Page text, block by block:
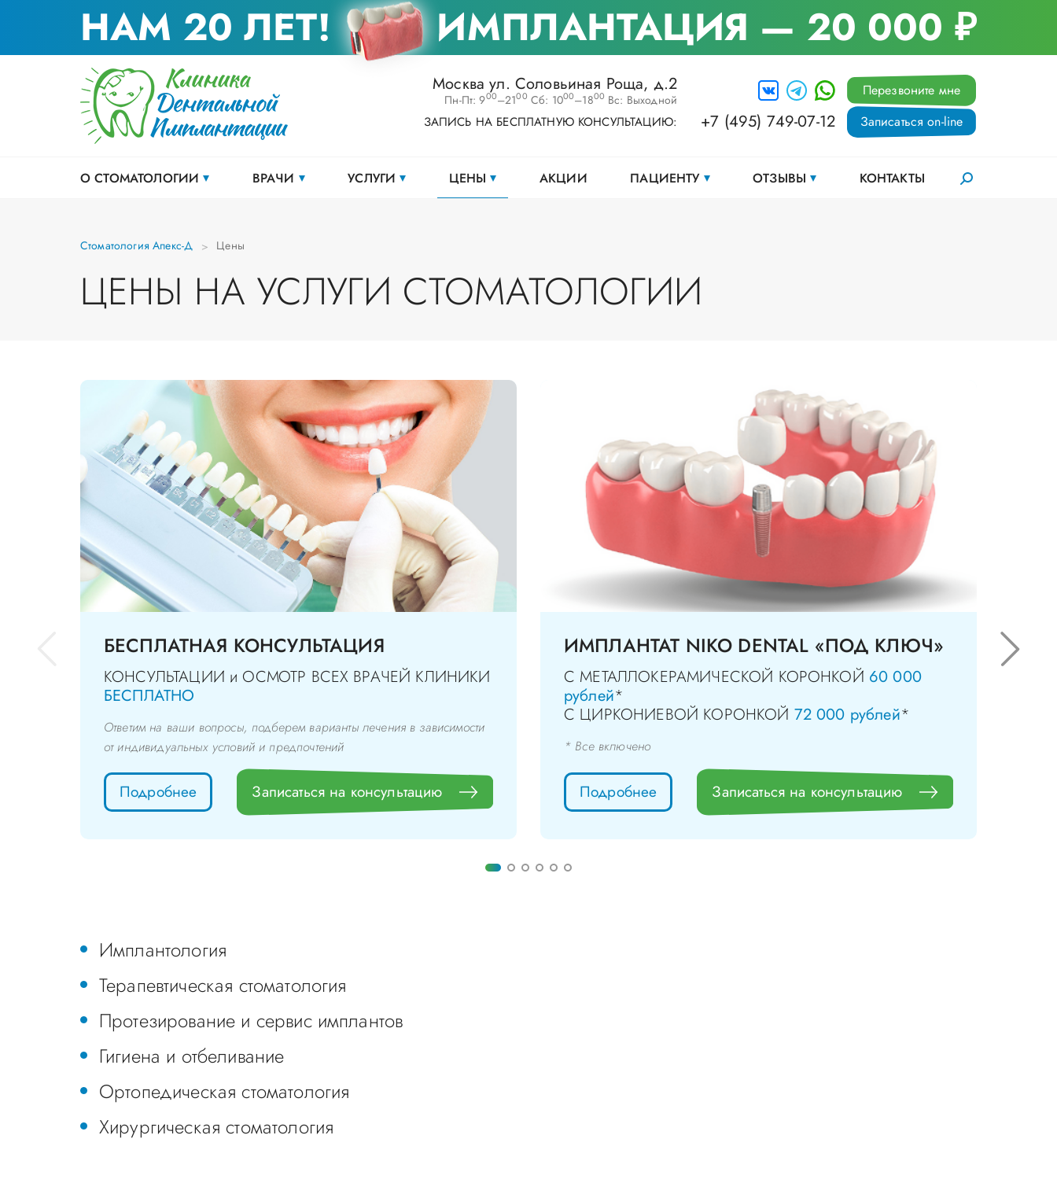
НАМ 20 ЛЕТ! ИМПЛАНТАЦИЯ — 20 000 ₽
Москва ул. Соловьиная Роща, д.2
Пн-Пт: 900–2100 Сб: 1000–1800 Вс: Выходной
ЗАПИСЬ НА БЕСПЛАТНУЮ КОНСУЛЬТАЦИЮ: +7 (495) 749-07-12
Перезвоните мне
Записаться on-line
О СТОМАТОЛОГИИ ВРАЧИ УСЛУГИ ЦЕНЫ АКЦИИ ПАЦИЕНТУ ОТЗЫВЫ КОНТАКТЫ
Стоматология Апекс-Д Цены
ЦЕНЫ НА УСЛУГИ СТОМАТОЛОГИИ
БЕСПЛАТНАЯ КОНСУЛЬТАЦИЯ
КОНСУЛЬТАЦИИ и ОСМОТР ВСЕХ ВРАЧЕЙ КЛИНИКИ
БЕСПЛАТНО
Ответим на ваши вопросы, подберем варианты лечения в зависимости
от индивидуальных условий и предпочтений
Подробнее Записаться на консультацию
ИМПЛАНТАТ NIKO DENTAL «ПОД КЛЮЧ»
С МЕТАЛЛОКЕРАМИЧЕСКОЙ КОРОНКОЙ 60 000
рублей*
С ЦИРКОНИЕВОЙ КОРОНКОЙ 72 000 рублей*
* Все включено
Подробнее Записаться на консультацию
Имплантология
Терапевтическая стоматология
Протезирование и сервис имплантов
Гигиена и отбеливание
Ортопедическая стоматология
Хирургическая стоматология